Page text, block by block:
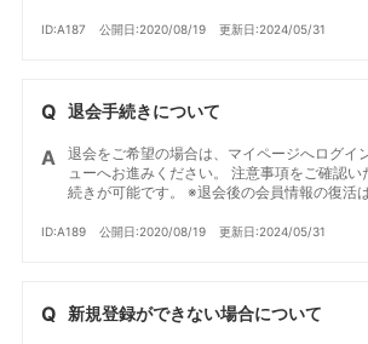
ID:A187 公開日:2020/08/19 更新日:2024/05/31
退会手続きについて
退会をご希望の場合は、マイページへログイ
ューへお進みください。 注意事項をご確認
続きが可能です。 ※退会後の会員情報の復活
ID:A189 公開日:2020/08/19 更新日:2024/05/31
新規登録ができない場合について